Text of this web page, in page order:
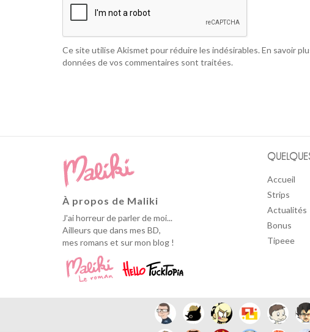
Ce site utilise Akismet pour réduire les indésirables.En savoir
données de vos commentaires sont traitées.
À propos de Maliki
J'ai horreur de parler de moi...
Ailleurs que dans mes BD,
mes romans et sur mon blog !
Accueil
Strips
Actualités
Bonus
Tipeee